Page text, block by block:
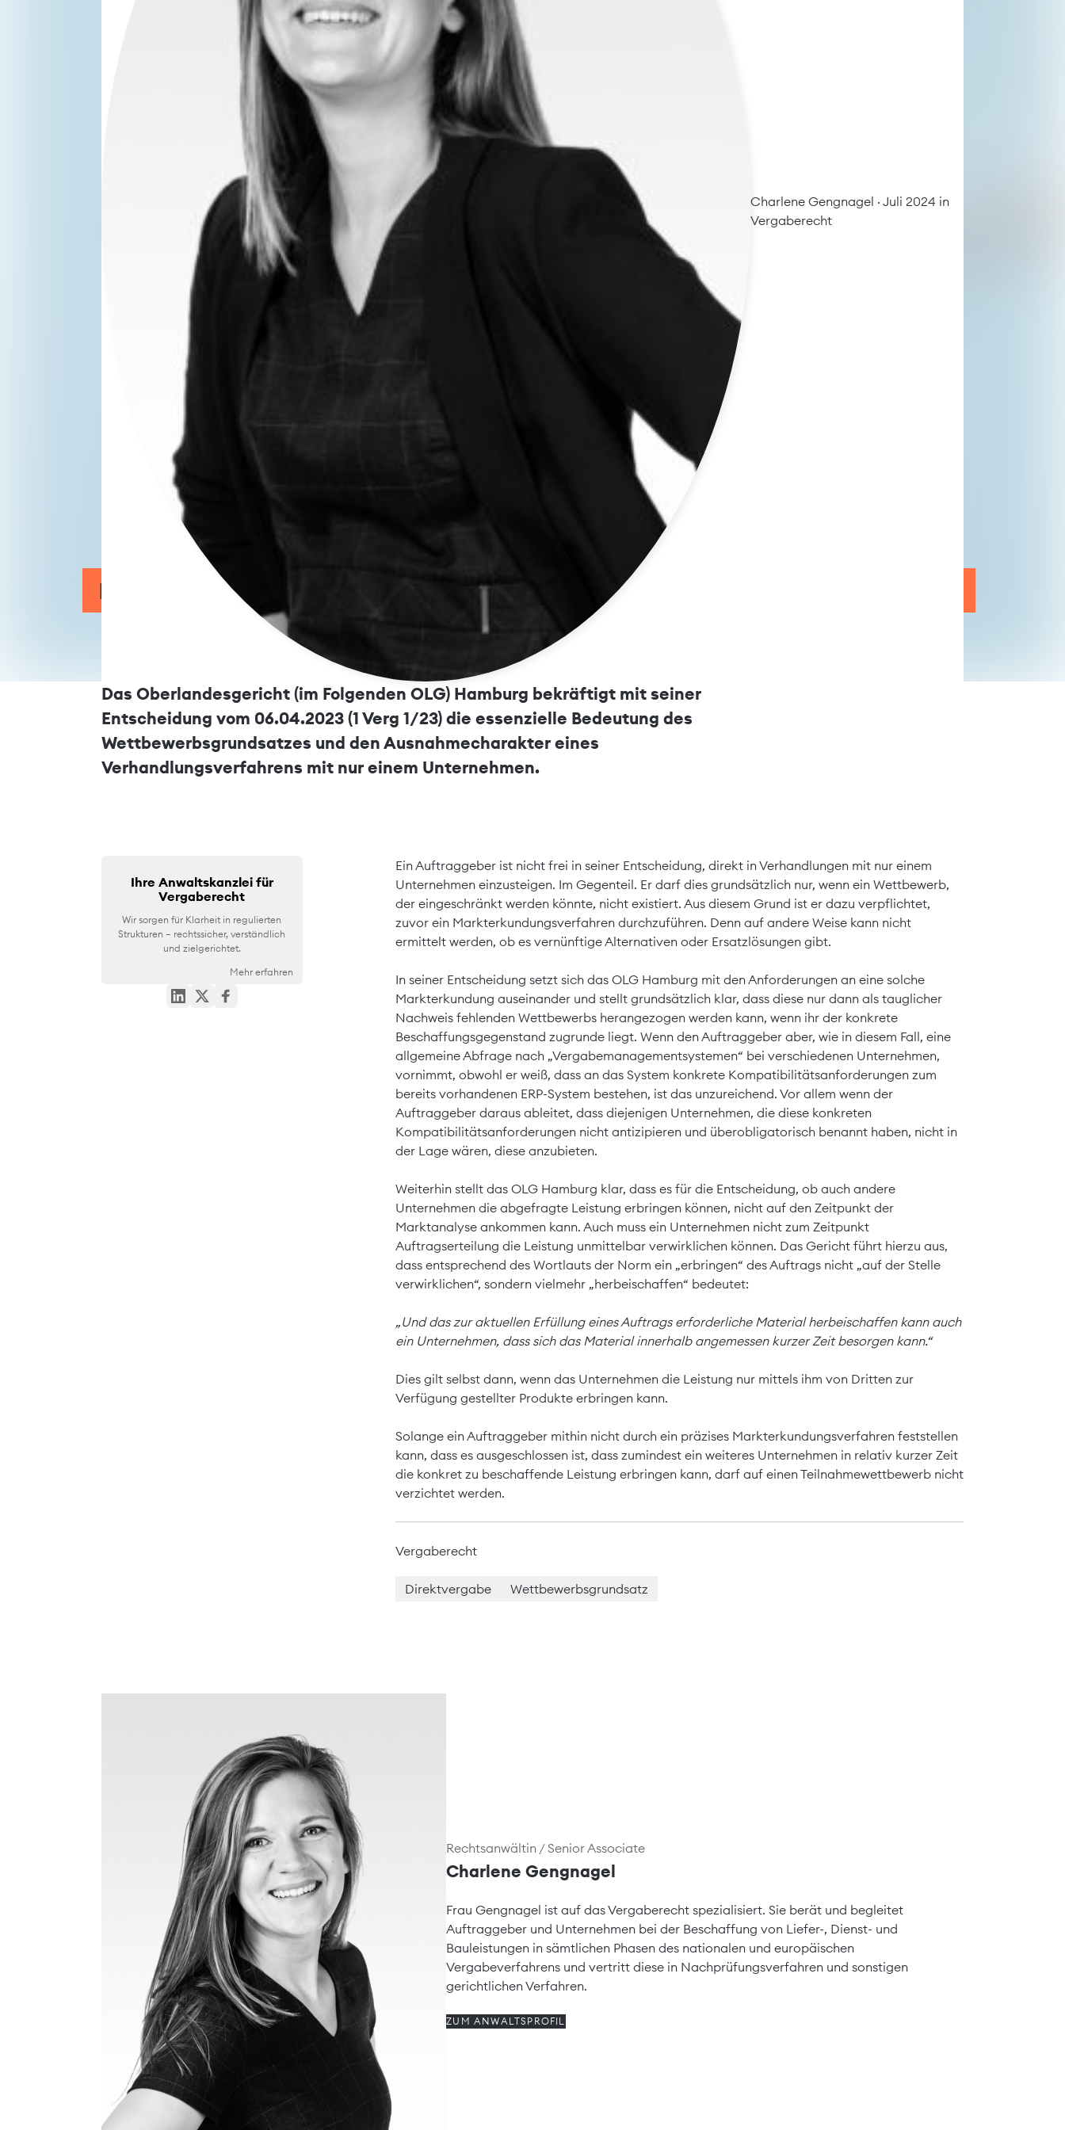
Keine präzise Markterkundung – keine Verhandlungen mit nur einem Unternehmen!
Charlene Gengnagel · Juli 2024 in
Vergaberecht
Das Oberlandesgericht (im Folgenden OLG) Hamburg bekräftigt mit seiner
Entscheidung vom 06.04.2023 (1 Verg 1/23) die essenzielle Bedeutung des
Wettbewerbsgrundsatzes und den Ausnahmecharakter eines
Verhandlungsverfahrens mit nur einem Unternehmen.
Ihre Anwaltskanzlei für
Vergaberecht
Wir sorgen für Klarheit in regulierten
Strukturen – rechtssicher, verständlich
und zielgerichtet.
Mehr erfahren
Ein Auftraggeber ist nicht frei in seiner Entscheidung, direkt in Verhandlungen mit nur einem
Unternehmen einzusteigen. Im Gegenteil. Er darf dies grundsätzlich nur, wenn ein Wettbewerb,
der eingeschränkt werden könnte, nicht existiert. Aus diesem Grund ist er dazu verpflichtet,
zuvor ein Markterkundungsverfahren durchzuführen. Denn auf andere Weise kann nicht
ermittelt werden, ob es vernünftige Alternativen oder Ersatzlösungen gibt.
In seiner Entscheidung setzt sich das OLG Hamburg mit den Anforderungen an eine solche
Markterkundung auseinander und stellt grundsätzlich klar, dass diese nur dann als tauglicher
Nachweis fehlenden Wettbewerbs herangezogen werden kann, wenn ihr der konkrete
Beschaffungsgegenstand zugrunde liegt. Wenn den Auftraggeber aber, wie in diesem Fall, eine
allgemeine Abfrage nach „Vergabemanagementsystemen“ bei verschiedenen Unternehmen,
vornimmt, obwohl er weiß, dass an das System konkrete Kompatibilitätsanforderungen zum
bereits vorhandenen ERP-System bestehen, ist das unzureichend. Vor allem wenn der
Auftraggeber daraus ableitet, dass diejenigen Unternehmen, die diese konkreten
Kompatibilitätsanforderungen nicht antizipieren und überobligatorisch benannt haben, nicht in
der Lage wären, diese anzubieten.
Weiterhin stellt das OLG Hamburg klar, dass es für die Entscheidung, ob auch andere
Unternehmen die abgefragte Leistung erbringen können, nicht auf den Zeitpunkt der
Marktanalyse ankommen kann. Auch muss ein Unternehmen nicht zum Zeitpunkt
Auftragserteilung die Leistung unmittelbar verwirklichen können. Das Gericht führt hierzu aus,
dass entsprechend des Wortlauts der Norm ein „erbringen“ des Auftrags nicht „auf der Stelle
verwirklichen“, sondern vielmehr „herbeischaffen“ bedeutet:
„Und das zur aktuellen Erfüllung eines Auftrags erforderliche Material herbeischaffen kann auch
ein Unternehmen, dass sich das Material innerhalb angemessen kurzer Zeit besorgen kann.“
Dies gilt selbst dann, wenn das Unternehmen die Leistung nur mittels ihm von Dritten zur
Verfügung gestellter Produkte erbringen kann.
Solange ein Auftraggeber mithin nicht durch ein präzises Markterkundungsverfahren feststellen
kann, dass es ausgeschlossen ist, dass zumindest ein weiteres Unternehmen in relativ kurzer Zeit
die konkret zu beschaffende Leistung erbringen kann, darf auf einen Teilnahmewettbewerb nicht
verzichtet werden.
Vergaberecht
Direktvergabe Wettbewerbsgrundsatz
Rechtsanwältin / Senior Associate
Charlene Gengnagel
Frau Gengnagel ist auf das Vergaberecht spezialisiert. Sie berät und begleitet
Auftraggeber und Unternehmen bei der Beschaffung von Liefer-, Dienst- und
Bauleistungen in sämtlichen Phasen des nationalen und europäischen
Vergabeverfahrens und vertritt diese in Nachprüfungsverfahren und sonstigen
gerichtlichen Verfahren.
ZUM ANWALTSPROFIL